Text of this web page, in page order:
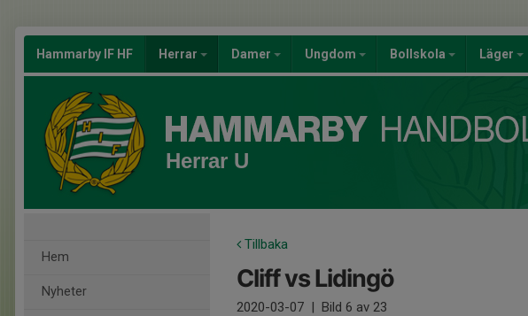
Hammarby IF HF Herrar Damer Ungdom Bollskola Läger
Herrar U
Hem
Nyheter
Tillbaka
Cliff vs Lidingö
2020-03-07 | Bild 6 av 23